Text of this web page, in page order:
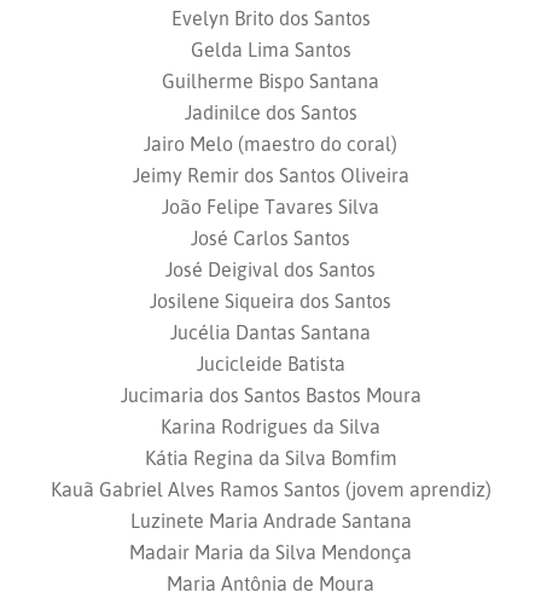
Evelyn Brito dos Santos
Gelda Lima Santos
Guilherme Bispo Santana
Jadinilce dos Santos
Jairo Melo (maestro do coral)
Jeimy Remir dos Santos Oliveira
João Felipe Tavares Silva
José Carlos Santos
José Deigival dos Santos
Josilene Siqueira dos Santos
Jucélia Dantas Santana
Jucicleide Batista
Jucimaria dos Santos Bastos Moura
Karina Rodrigues da Silva
Kátia Regina da Silva Bomfim
Kauã Gabriel Alves Ramos Santos (jovem aprendiz)
Luzinete Maria Andrade Santana
Madair Maria da Silva Mendonça
Maria Antônia de Moura